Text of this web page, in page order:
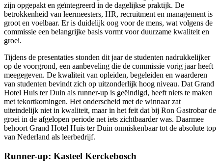
zijn opgepakt en geïntegreerd in de dagelijkse praktijk. De
betrokkenheid van leermeesters, HR, recruitment en management is
groot en voelbaar. Er is duidelijk oog voor de mens, wat volgens de
commissie een belangrijke basis vormt voor duurzame kwaliteit en
groei.
Tijdens de presentaties stonden dit jaar de studenten nadrukkelijker
op de voorgrond, een aanbeveling die de commissie vorig jaar heeft
meegegeven. De kwaliteit van opleiden, begeleiden en waarderen
van studenten bevindt zich op uitzonderlijk hoog niveau. Dat Grand
Hotel Huis ter Duin als runner-up is geëindigd, heeft niets te maken
met tekortkomingen. Het onderscheid met de winnaar zat
uiteindelijk niet in kwaliteit, maar in het feit dat bij Ron Gastrobar de
groei in de afgelopen periode net iets zichtbaarder was. Daarmee
behoort Grand Hotel Huis ter Duin onmiskenbaar tot de absolute top
van Nederland als leerbedrijf.
Runner-up: Kasteel Kerckebosch